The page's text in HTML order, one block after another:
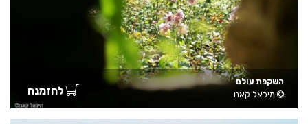
השקפת עולם
מיכאל קאנו
להזמנה